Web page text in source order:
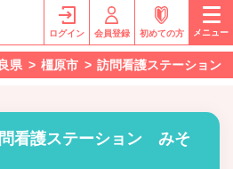
ログイン 会員登録 初めての方 メニュー
県 橿原市 訪問看護ステーション
看護ステーション みそ